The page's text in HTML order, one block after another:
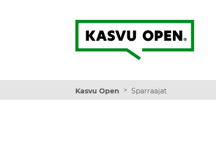
Kasvu Open
Kasvu Open > Sparraajat